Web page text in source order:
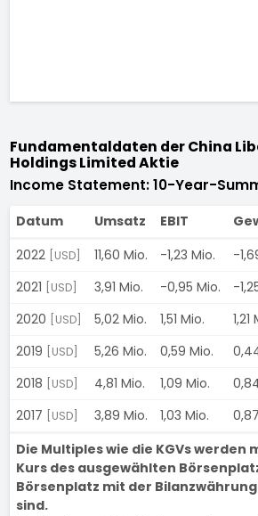
Fundamentaldaten der China
Holdings Limited Aktie
Income Statement: 10-Year-
Datum Umsatz EBIT
2022
[USD] 11,60 Mio. -1,23 Mio. -
2021
[USD] 3,91 Mio. -0,95 Mio. -
2020
[USD] 5,02 Mio. 1,51 Mio. 1,21
2019
[USD] 5,26 Mio. 0,59 Mio.
2018
[USD] 4,81 Mio. 1,09 Mio.
2017
[USD] 3,89 Mio. 1,03 Mio.
Die Multiples wie die KGVs
Kurs des ausgewählten
Börsenplatz mit der
sind.